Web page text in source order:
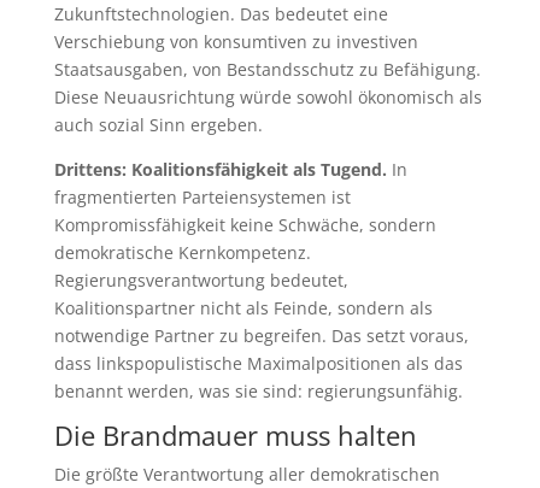
Zukunftstechnologien. Das bedeutet eine
Verschiebung von konsumtiven zu investiven
Staatsausgaben, von Bestandsschutz zu Befähigung.
Diese Neuausrichtung würde sowohl ökonomisch als
auch sozial Sinn ergeben.
Drittens: Koalitionsfähigkeit als Tugend. In
fragmentierten Parteiensystemen ist
Kompromissfähigkeit keine Schwäche, sondern
demokratische Kernkompetenz.
Regierungsverantwortung bedeutet,
Koalitionspartner nicht als Feinde, sondern als
notwendige Partner zu begreifen. Das setzt voraus,
dass linkspopulistische Maximalpositionen als das
benannt werden, was sie sind: regierungsunfähig.
Die Brandmauer muss halten
Die größte Verantwortung aller demokratischen